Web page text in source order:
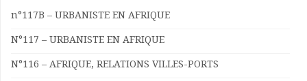
n°117B – URBANISTE EN AFRIQUE
N°117 – URBANISTE EN AFRIQUE
N°116 – AFRIQUE, RELATIONS VILLES-PORTS